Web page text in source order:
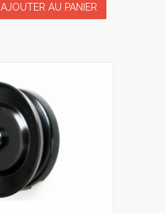
AJOUTER AU PANIER